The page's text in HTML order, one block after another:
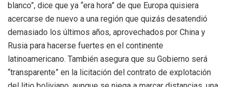
blanco”, dice que ya “era hora” de que Europa quisiera
acercarse de nuevo a una región que quizás desatendió
demasiado los últimos años, aprovechados por China y
Rusia para hacerse fuertes en el continente
latinoamericano. También asegura que su Gobierno será
“transparente” en la licitación del contrato de explotación